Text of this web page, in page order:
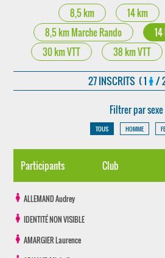
8,5 km 14 km
8,5 km Marche Rando
30 km VTT
38 km VTT
27 INSCRITS ( 1 /
Filtrer par sexe
TOUS HOMME
Participants Club
ALLEMANDAudrey
IDENTITÉ NON VISIBLE
AMARGIERLaurence